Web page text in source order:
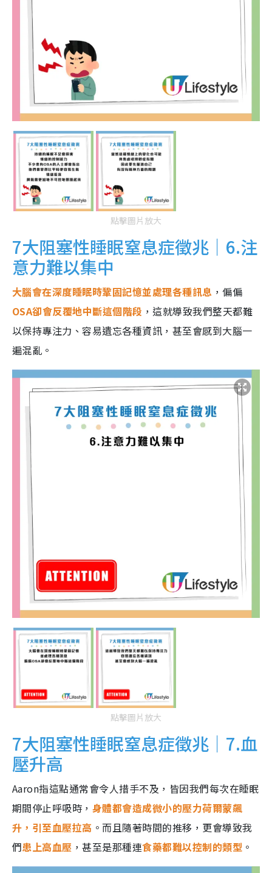
點擊圖片放大
7大阻塞性睡眠窒息症徵兆｜6.注
意力難以集中
大腦會在深度睡眠時鞏固記憶並處理各種訊息 ，偏偏
OSA卻會反覆地中斷這個階段 ，這就導致我們整天都難
以保持專注力、容易遺忘各種資訊，甚至會感到大腦一
遍混亂。
點擊圖片放大
7大阻塞性睡眠窒息症徵兆｜7.血
壓升高
Aaron指這點通常會令人措手不及，皆因我們每次在睡眠
期間停止呼吸時， 身體都會造成微小的壓力荷爾蒙飆
升，引至血壓拉高 。而且隨著時間的推移，更會導致我
們患上高血壓 ，甚至是那種連食藥都難以控制的類型 。